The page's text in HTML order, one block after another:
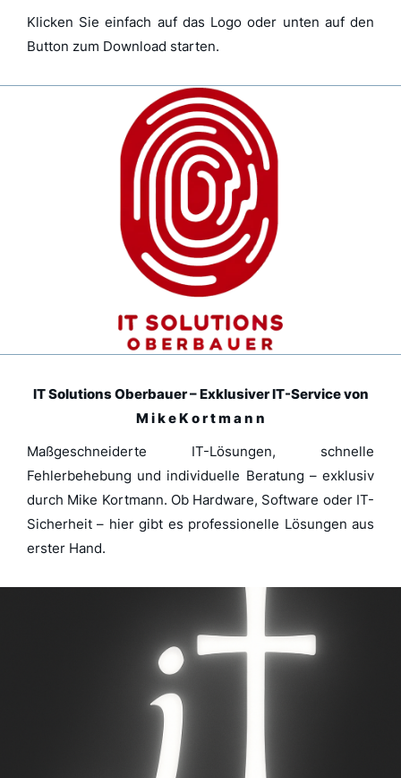
Klicken Sie einfach auf das Logo oder unten auf den
Button zum Download starten.
IT Solutions Oberbauer – Exklusiver IT-Service von
M i k e K o r t m a n n
Maßgeschneiderte IT-Lösungen, schnelle
Fehlerbehebung und individuelle Beratung – exklusiv
durch Mike Kortmann. Ob Hardware, Software oder IT-
Sicherheit – hier gibt es professionelle Lösungen aus
erster Hand.